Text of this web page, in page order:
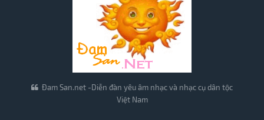
Đam San.net -Diễn đàn yêu âm nhạc và nhạc cụ dân tộc
Việt Nam